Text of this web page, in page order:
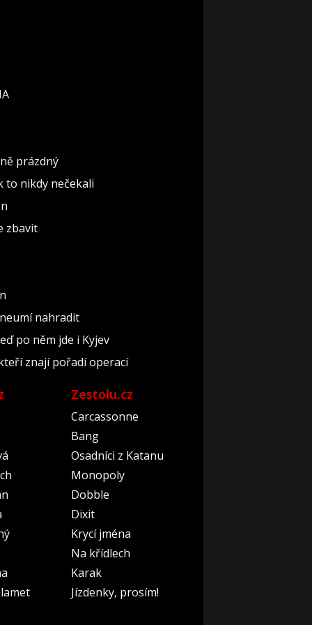
prázdný
to nikdy nečekali
zbavit
nahradit
po něm jde i Kyjev
znají pořadí operací
Zestolu.cz
Carcassonne
Bang
Osadníci z Katanu
Monopoly
Dobble
Dixit
Krycí jména
Na křídlech
Karak
Jízdenky, prosím!